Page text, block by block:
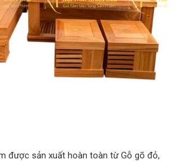
được sản xuất hoàn toàn từ Gỗ gõ đỏ,